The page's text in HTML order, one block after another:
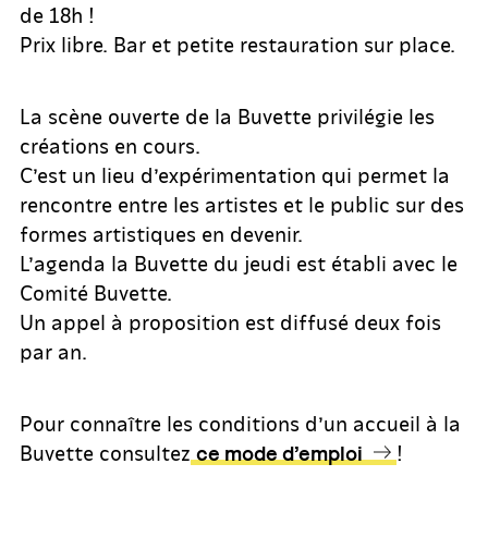
de 18h !
Prix libre. Bar et petite restauration sur place.
La scène ouverte de la Buvette privilégie les
créations en cours.
C’est un lieu d’expérimentation qui permet la
rencontre entre les artistes et le public sur des
formes artistiques en devenir.
L’agenda la Buvette du jeudi est établi avec le
Comité Buvette.
Un appel à proposition est diffusé deux fois
par an.
Pour connaître les conditions d’un accueil à la
Buvette consultez ce mode d’emploi !